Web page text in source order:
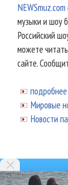
NEWSmuz.com
музыки и шоу
Российский
можете
сайте.
подробнее
Мировые
Новости